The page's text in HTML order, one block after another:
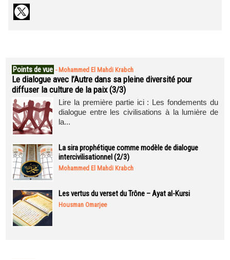
Points de vue - Mohammed El Mahdi Krabch
Le dialogue avec l’Autre dans sa pleine diversité pour
diffuser la culture de la paix (3/3)
Lire la première partie ici : Les fondements du
dialogue entre les civilisations à la lumière de
la...
La sira prophétique comme modèle de dialogue
intercivilisationnel (2/3)
Mohammed El Mahdi Krabch
Les vertus du verset du Trône – Ayat al-Kursi
Housman Omarjee